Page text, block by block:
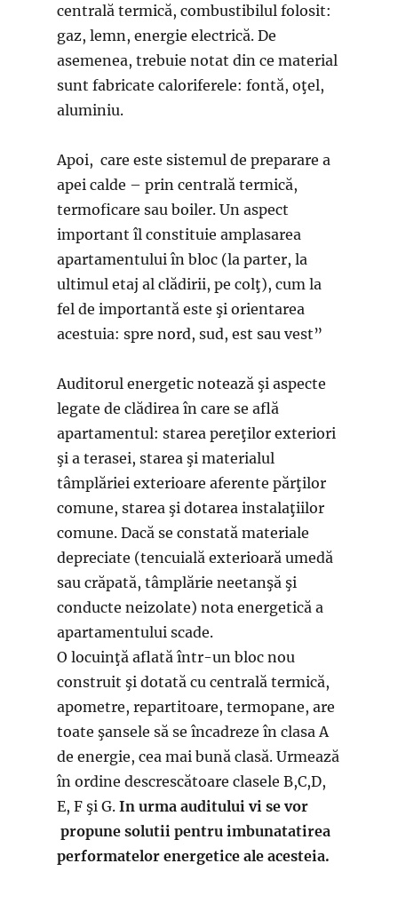
centrală termică, combustibilul folosit:
gaz, lemn, energie electrică. De
asemenea, trebuie notat din ce material
sunt fabricate caloriferele: fontă, oţel,
aluminiu.
Apoi, care este sistemul de preparare a
apei calde – prin centrală termică,
termoficare sau boiler. Un aspect
important îl constituie amplasarea
apartamentului în bloc (la parter, la
ultimul etaj al clădirii, pe colţ), cum la
fel de importantă este şi orientarea
acestuia: spre nord, sud, est sau vest”
Auditorul energetic notează şi aspecte
legate de clădirea în care se află
apartamentul: starea pereţilor exteriori
şi a terasei, starea şi materialul
tâmplăriei exterioare aferente părţilor
comune, starea şi dotarea instalaţiilor
comune. Dacă se constată materiale
depreciate (tencuială exterioară umedă
sau crăpată, tâmplărie neetanşă şi
conducte neizolate) nota energetică a
apartamentului scade.
O locuinţă aflată într-un bloc nou
construit şi dotată cu centrală termică,
apometre, repartitoare, termopane, are
toate şansele să se încadreze în clasa A
de energie, cea mai bună clasă. Urmează
în ordine descrescătoare clasele B,C,D,
E, F şi G. In urma auditului vi se vor
propune solutii pentru imbunatatirea
performatelor energetice ale acesteia.